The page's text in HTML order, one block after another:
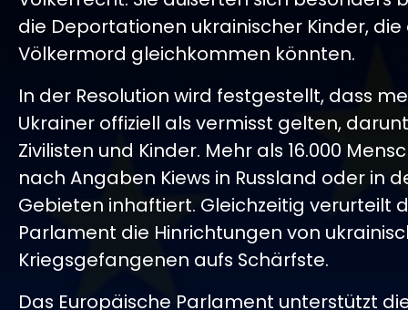
die Deportationen ukrainischer Kinder,
Völkermord gleichkommen könnten.
In der Resolution wird festgestellt, dass
Ukrainer offiziell als vermisst gelten,
Zivilisten und Kinder. Mehr als 16.000
nach Angaben Kiews in Russland oder in
Gebieten inhaftiert. Gleichzeitig verurteilt
Parlament die Hinrichtungen von
Kriegsgefangenen aufs Schärfste.
Das Europäische Parlament unterstützt